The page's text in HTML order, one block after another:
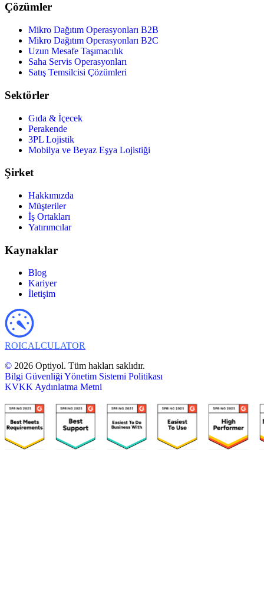
Çözümler
Mikro Dağıtım Operasyonları B2B
Mikro Dağıtım Operasyonları B2C
Uzun Mesafe Taşımacılık
Saha Servis Operasyonları
Satış Temsilcisi Çözümleri
Sektörler
Gıda & İçecek
Perakende
3PL Lojistik
Mobilya ve Beyaz Eşya Lojistiği
Şirket
Hakkımızda
Müşteriler
İş Ortakları
Yatırımcılar
Kaynaklar
Blog
Kariyer
İletişim
ROICALCULATOR
© 2026 Optiyol. Tüm hakları saklıdır.
Bilgi Güvenliği Yönetim Sistemi Politikası
KVKK Aydınlatma Metni